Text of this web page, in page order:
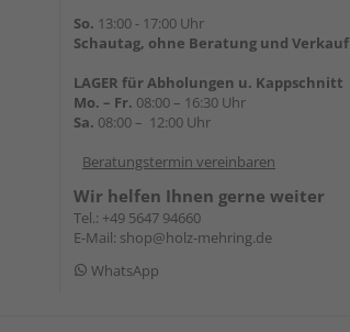
So. 13:00 - 17:00 Uhr
Schautag, ohne Beratung und Verkauf
LAGER für Abholungen u. Kappschnitt
Mo. – Fr. 08:00 – 16:30 Uhr
Sa. 08:00 – 12:00 Uhr
Beratungstermin vereinbaren
Wir helfen Ihnen gerne weiter
Tel.: +49 5647 94660
E-Mail: shop@holz-mehring.de
WhatsApp